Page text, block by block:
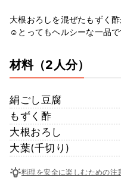
大根おろしを混ぜたもずく
☺とってもヘルシーな一品で
材料（2人分）
絹ごし豆腐
もずく酢
大根おろし
大葉(千切り)
料理を安全に楽しむための注